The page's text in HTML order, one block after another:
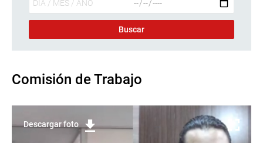
Comisión de Trabajo
Descargar foto